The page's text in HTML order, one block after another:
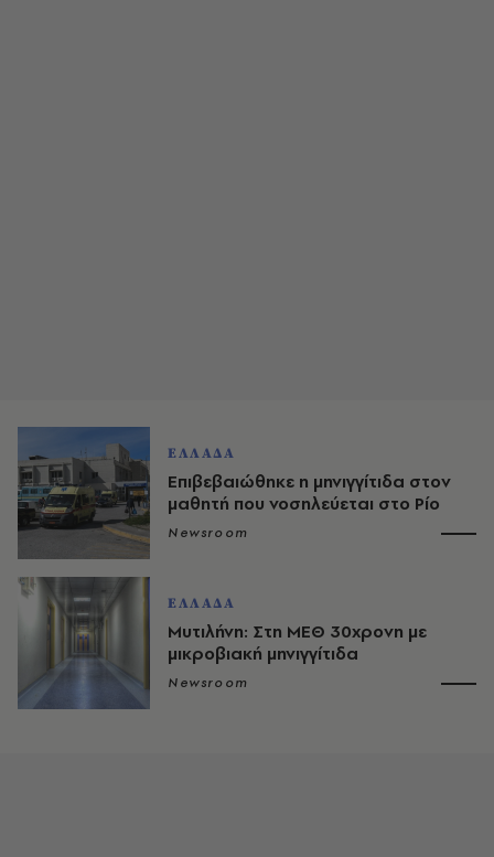
ΕΛΛΑΔΑ
Επιβεβαιώθηκε η μηνιγγίτιδα στον
μαθητή που νοσηλεύεται στο Ρίο
Newsroom
ΕΛΛΑΔΑ
Μυτιλήνη: Στη ΜΕΘ 30χρονη με
μικροβιακή μηνιγγίτιδα
Newsroom